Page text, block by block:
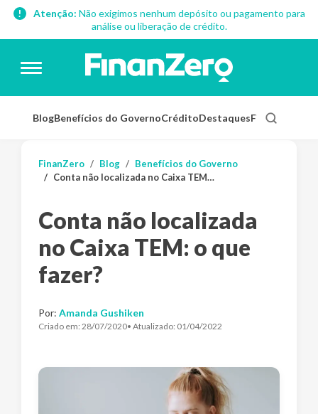
Atenção: Não exigimos nenhum depósito ou pagamento para
análise ou liberação de crédito.
BlogBenefícios do GovernoCréditoDestaquesFinanças
FinanZero Blog
Benefícios do Governo
Conta não localizada no Caixa TEM: o que fazer?
Conta não localizada
no Caixa TEM: o que
fazer?
Por: Amanda Gushiken
Criado em: 28/07/2020• Atualizado: 01/04/2022